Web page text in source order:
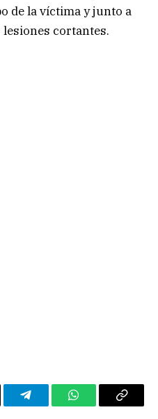
de la víctima y junto a
lesiones cortantes.
TelegramWhatsAppCopy